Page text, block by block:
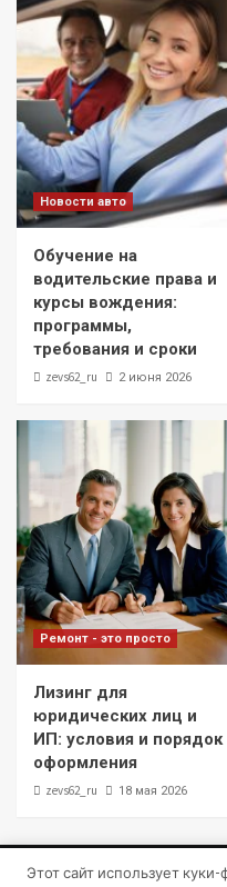
Новости авто
Обучение на
водительские права и
курсы вождения:
программы,
требования и сроки
zevs62_ru 2 июня 2026
Ремонт - это просто
Лизинг для
юридических лиц и
ИП: условия и порядок
оформления
zevs62_ru 18 мая 2026
Copyright © Все
Этот сайт использует